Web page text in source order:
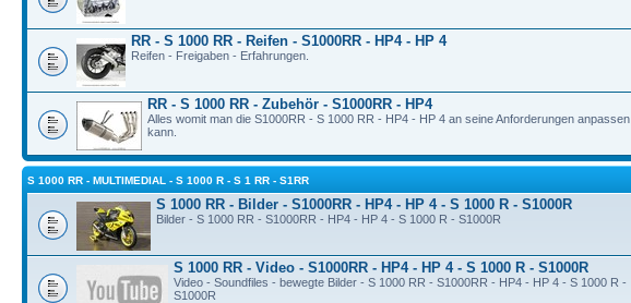
RR - S 1000 RR - Reifen - S1000RR - HP4 - HP 4
Reifen - Freigaben - Erfahrungen.
RR - S 1000 RR - Zubehör - S1000RR - HP4
Alles womit man die S1000RR - S 1000 RR - HP4 - HP 4 an seine Anforderungen anpassen
kann.
S 1000 RR - MULTIMEDIAL - S 1000 R - S 1 RR - S1RR
S 1000 RR - Bilder - S1000RR - HP4 - HP 4 - S 1000 R - S1000R
Bilder - S 1000 RR - S1000RR - HP4 - HP 4 - S 1000 R - S1000R
S 1000 RR - Video - S1000RR - HP4 - HP 4 - S 1000 R - S1000R
Video - Soundfiles - bewegte Bilder - S 1000 RR - S1000RR - HP4 - HP 4 - S 1000 R -
S1000R